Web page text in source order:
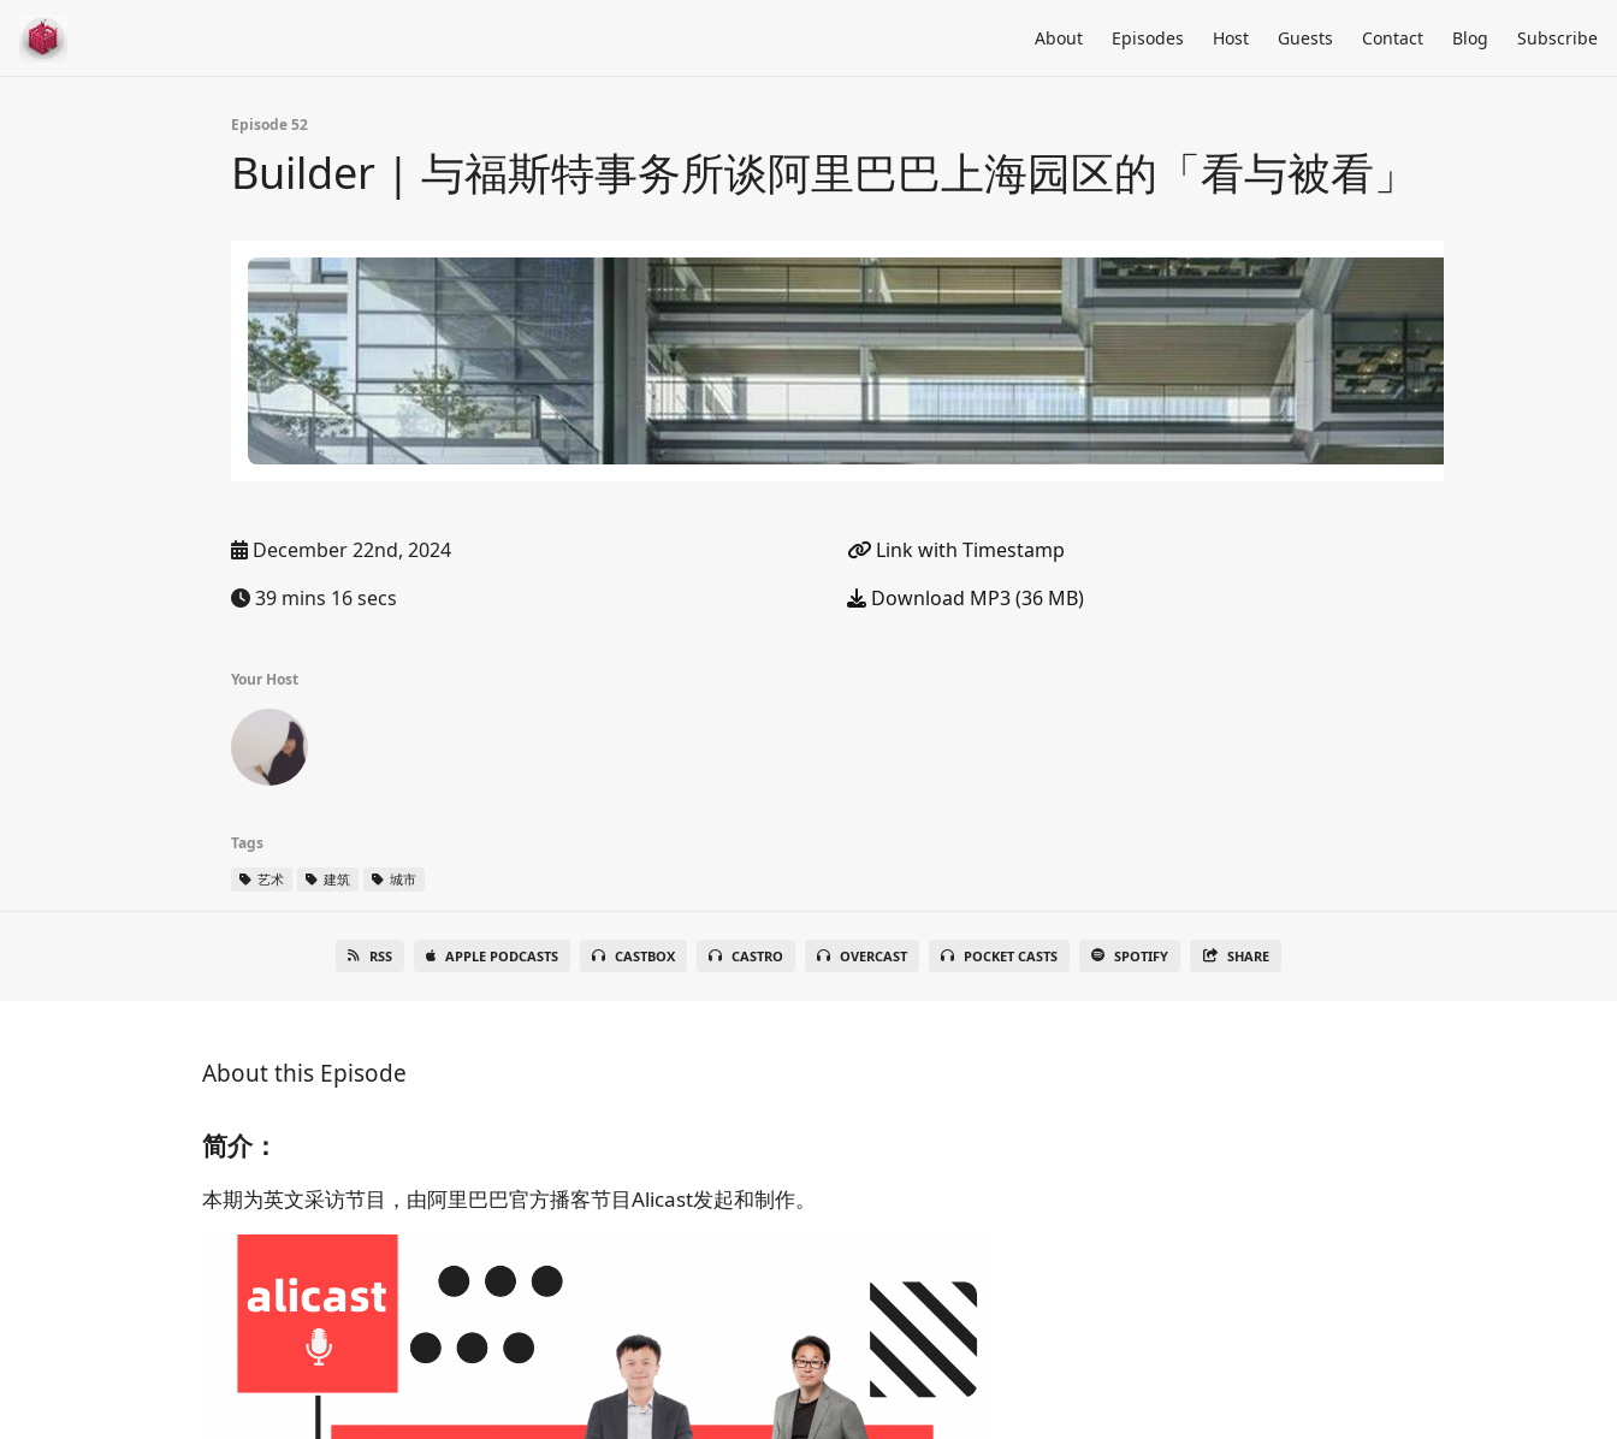
About Episodes Host Guests Contact Blog Subscribe
Episode 52
Builder | 与福斯特事务所谈阿里巴巴上海园区的「看与被看」
December 22nd, 2024
39 mins 16 secs
Link with Timestamp
Download MP3 (36 MB)
Your Host
Tags
艺术 建筑 城市
RSS APPLE PODCASTS CASTBOX CASTRO OVERCAST POCKET CASTS SPOTIFY SHARE
About this Episode
简介：
本期为英文采访节目，由阿里巴巴官方播客节目Alicast发起和制作。